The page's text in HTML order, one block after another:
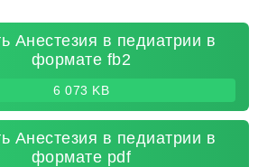
Анестезия в педиатрии в
формате fb2
6 073 KB
Анестезия в педиатрии в
формате pdf